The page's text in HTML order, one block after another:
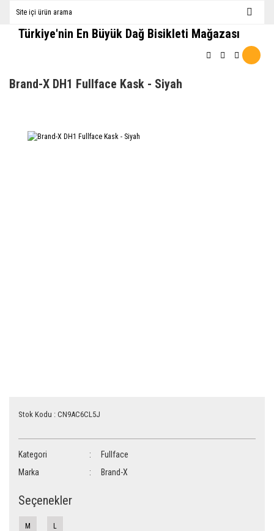
Türkiye'nin En Büyük Dağ Bisikleti Mağazası
Brand-X DH1 Fullface Kask - Siyah
Stok Kodu : CN9AC6CL5J
Kategori
Fullface
Marka
Brand-X
Seçenekler
M L